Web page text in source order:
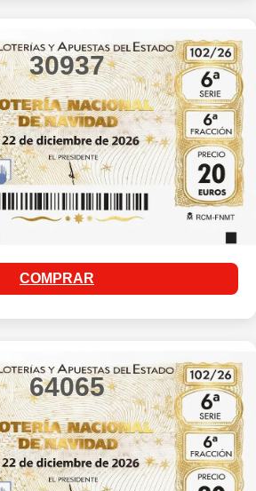
30937
COMPRAR
64065